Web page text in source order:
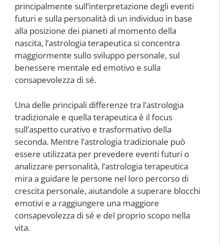
principalmente sull’interpretazione degli eventi
futuri e sulla personalità di un individuo in base
alla posizione dei pianeti al momento della
nascita, l’astrologia terapeutica si concentra
maggiormente sullo sviluppo personale, sul
benessere mentale ed emotivo e sulla
consapevolezza di sé.
Una delle principali differenze tra l’astrologia
tradizionale e quella terapeutica è il focus
sull’aspetto curativo e trasformativo della
seconda. Mentre l’astrologia tradizionale può
essere utilizzata per prevedere eventi futuri o
analizzare personalità, l’astrologia terapeutica
mira a guidare le persone nel loro percorso di
crescita personale, aiutandole a superare blocchi
emotivi e a raggiungere una maggiore
consapevolezza di sé e del proprio scopo nella
vita.